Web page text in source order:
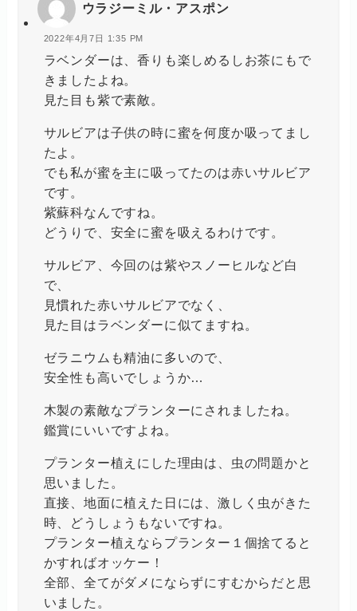
ウラジーミル・アスポン
2022年4月7日 1:35 PM
ラベンダーは、香りも楽しめるしお茶にもで
きましたよね。
見た目も紫で素敵。
サルビアは子供の時に蜜を何度か吸ってまし
たよ。
でも私が蜜を主に吸ってたのは赤いサルビア
です。
紫蘇科なんですね。
どうりで、安全に蜜を吸えるわけです。
サルビア、今回のは紫やスノーヒルなど白
で、
見慣れた赤いサルビアでなく、
見た目はラベンダーに似てますね。
ゼラニウムも精油に多いので、
安全性も高いでしょうか…
木製の素敵なプランターにされましたね。
鑑賞にいいですよね。
プランター植えにした理由は、虫の問題かと
思いました。
直接、地面に植えた日には、激しく虫がきた
時、どうしょうもないですね。
プランター植えならプランター１個捨てると
かすればオッケー！
全部、全てがダメにならずにすむからだと思
いました。